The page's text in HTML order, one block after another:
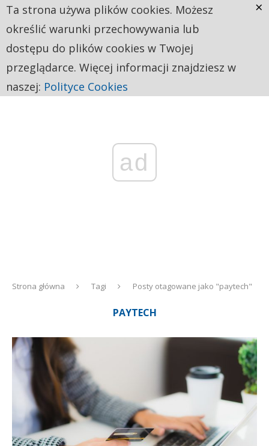
ad
Strona główna Tagi Posty otagowane jako "paytech"
PAYTECH
Ta strona używa plików cookies. Możesz
określić warunki przechowywania lub
dostępu do plików cookies w Twojej
przeglądarce. Więcej informacji znajdziesz w
naszej: Polityce Cookies
×